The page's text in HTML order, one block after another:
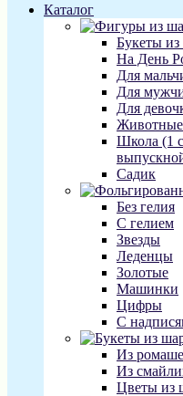
Каталог
Букеты
На День
Для
Для
Для
Животные
Школа (1
Садик
Без гелия
С гелием
Звезды
Леденцы
Золотые
Машинки
Цифры
С
Из
Из
Цветы из